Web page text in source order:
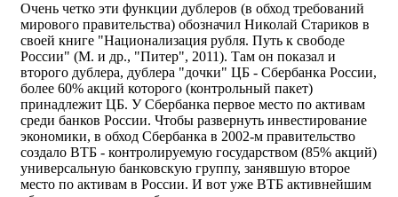
Очень четко эти функции дублеров (в обход требований
мирового правительства) обозначил Николай Стариков в
своей книге "Национализация рубля. Путь к свободе
России" (М. и др., "Питер", 2011). Там он показал и
второго дублера, дублера "дочки" ЦБ - Сбербанка России,
более 60% акций которого (контрольный пакет)
принадлежит ЦБ. У Сбербанка первое место по активам
среди банков России. Чтобы развернуть инвестирование
экономики, в обход Сбербанка в 2002-м правительство
создало ВТБ - контролируемую государством (85% акций)
универсальную банковскую группу, занявшую второе
место по активам в России. И вот уже ВТБ активнейшим